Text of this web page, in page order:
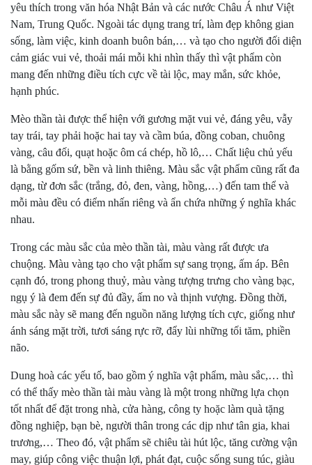
yêu thích trong văn hóa Nhật Bản và các nước Châu Á như Việt
Nam, Trung Quốc. Ngoài tác dụng trang trí, làm đẹp không gian
sống, làm việc, kinh doanh buôn bán,… và tạo cho người đối diện
cảm giác vui vẻ, thoải mái mỗi khi nhìn thấy thì vật phẩm còn
mang đến những điều tích cực về tài lộc, may mắn, sức khỏe,
hạnh phúc.
Mèo thần tài được thể hiện với gương mặt vui vẻ, đáng yêu, vẫy
tay trái, tay phải hoặc hai tay và cầm búa, đồng coban, chuông
vàng, câu đối, quạt hoặc ôm cá chép, hồ lô,… Chất liệu chủ yếu
là bằng gốm sứ, bền và linh thiêng. Màu sắc vật phẩm cũng rất đa
dạng, từ đơn sắc (trắng, đỏ, đen, vàng, hồng,…) đến tam thể và
mỗi màu đều có điểm nhấn riêng và ẩn chứa những ý nghĩa khác
nhau.
Trong các màu sắc của mèo thần tài, màu vàng rất được ưa
chuộng. Màu vàng tạo cho vật phẩm sự sang trọng, ấm áp. Bên
cạnh đó, trong phong thuỷ, màu vàng tượng trưng cho vàng bạc,
ngụ ý là đem đến sự đủ đầy, ấm no và thịnh vượng. Đồng thời,
màu sắc này sẽ mang đến nguồn năng lượng tích cực, giống như
ánh sáng mặt trời, tươi sáng rực rỡ, đẩy lùi những tối tăm, phiền
não.
Dung hoà các yếu tố, bao gồm ý nghĩa vật phẩm, màu sắc,… thì
có thể thấy mèo thần tài màu vàng là một trong những lựa chọn
tốt nhất để đặt trong nhà, cửa hàng, công ty hoặc làm quà tặng
đồng nghiệp, bạn bè, người thân trong các dịp như tân gia, khai
trương,… Theo đó, vật phẩm sẽ chiêu tài hút lộc, tăng cường vận
may, giúp công việc thuận lợi, phát đạt, cuộc sống sung túc, giàu